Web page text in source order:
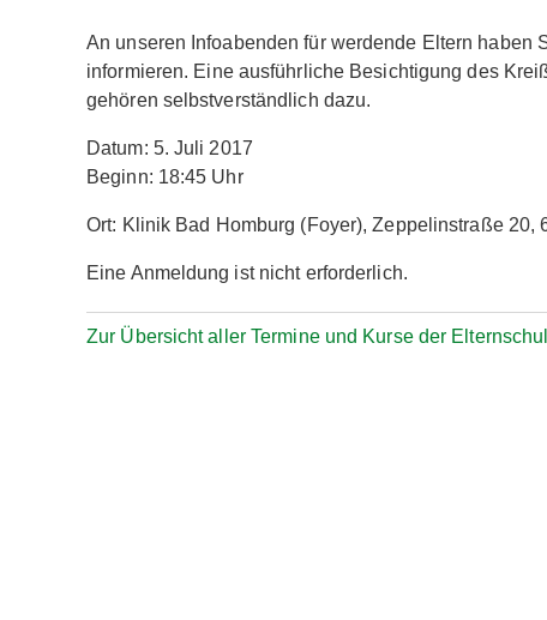
An unseren Infoabenden für werdende Eltern haben
informieren. Eine ausführliche Besichtigung des
gehören selbstverständlich dazu.
Datum: 5. Juli 2017
Beginn: 18:45 Uhr
Ort: Klinik Bad Homburg (Foyer), Zeppelinstraße 20,
Eine Anmeldung ist nicht erforderlich.
Zur Übersicht aller Termine und Kurse der